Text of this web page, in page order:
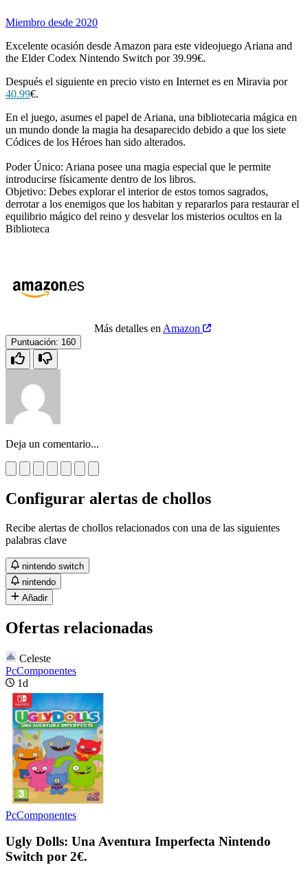
Miembro desde 2020
Excelente ocasión desde Amazon para este videojuego Ariana and
the Elder Codex Nintendo Switch por 39.99€.
Después el siguiente en precio visto en Internet es en Miravia por
40.99€.
En el juego, asumes el papel de Ariana, una bibliotecaria mágica en
un mundo donde la magia ha desaparecido debido a que los siete
Códices de los Héroes han sido alterados.
Poder Único: Ariana posee una magia especial que le permite
introducirse físicamente dentro de los libros.
Objetivo: Debes explorar el interior de estos tomos sagrados,
derrotar a los enemigos que los habitan y repararlos para restaurar el
equilibrio mágico del reino y desvelar los misterios ocultos en la
Biblioteca
Más detalles en Amazon
Puntuación: 160
Deja un comentario...
Configurar alertas de chollos
Recibe alertas de chollos relacionados con una de las siguientes
palabras clave
nintendo switch
nintendo
Añadir
Ofertas relacionadas
Celeste
PcComponentes
1d
PcComponentes
Ugly Dolls: Una Aventura Imperfecta Nintendo
Switch por 2€.